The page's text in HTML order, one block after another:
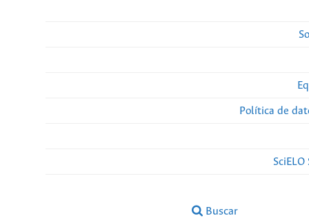
Política de
Buscar